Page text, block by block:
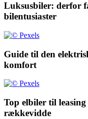
Luksusbiler: derfor
bilentusiaster
Guide til den
komfort
Top elbiler til
rækkevidde